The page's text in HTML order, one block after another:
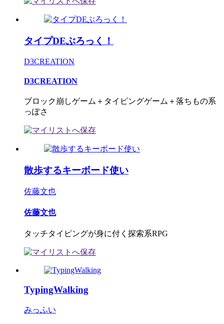
タイプDEぶろっく！
D3CREATION
D3CREATION
ブロック崩しゲーム＋タイピングゲーム＋落ちもの系
っぽさ
散歩するキーボード使い
佐藤文也
佐藤文也
タッチタイピングが身に付く探索系RPG
TypingWalking
みっふい